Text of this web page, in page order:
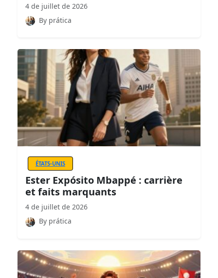
4 de juillet de 2026
By prática
ÉTATS-UNIS
Ester Expósito Mbappé : carrière
et faits marquants
4 de juillet de 2026
By prática